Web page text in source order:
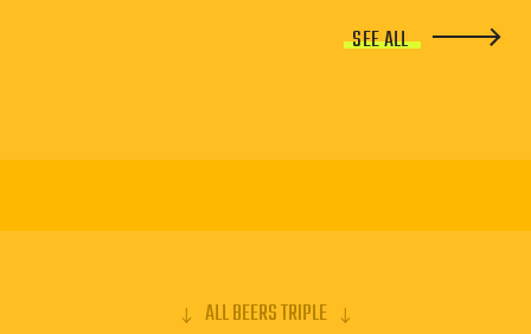
SEE ALL
ALL BEERS TRIPLE